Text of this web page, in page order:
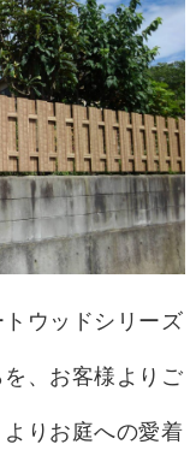
ウッドシリーズ
、お客様よりご
りお庭への愛着